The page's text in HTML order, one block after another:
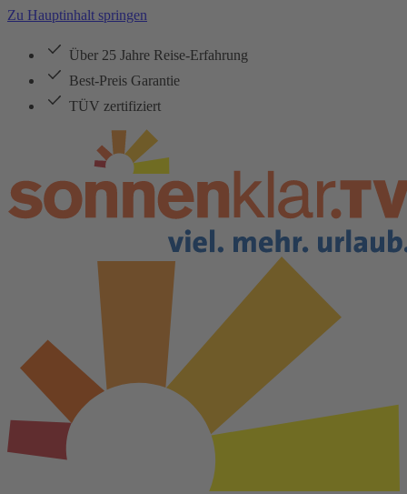
Zu Hauptinhalt springen
Über 25 Jahre Reise-Erfahrung
Best-Preis Garantie
TÜV zertifiziert